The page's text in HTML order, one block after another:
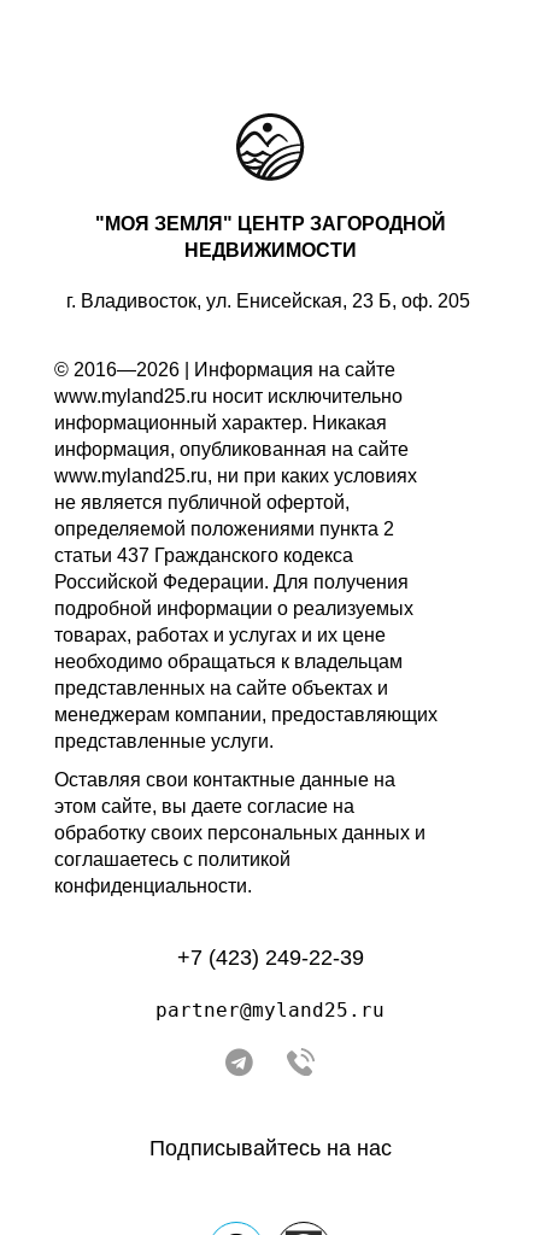
"МОЯ ЗЕМЛЯ" ЦЕНТР ЗАГОРОДНОЙ
НЕДВИЖИМОСТИ
г. Владивосток, ул. Енисейская, 23 Б, оф. 205
© 2016—2026 | Информация на сайте
www.myland25.ru носит исключительно
информационный характер. Никакая
информация, опубликованная на сайте
www.myland25.ru, ни при каких условиях
не является публичной офертой,
определяемой положениями пункта 2
статьи 437 Гражданского кодекса
Российской Федерации. Для получения
подробной информации о реализуемых
товарах, работах и услугах и их цене
необходимо обращаться к владельцам
представленных на сайте объектах и
менеджерам компании, предоставляющих
представленные услуги.
Оставляя свои контактные данные на
этом сайте, вы даете согласие на
обработку своих персональных данных и
соглашаетесь с политикой
конфиденциальности.
+7 (423) 249-22-39
partner@myland25.ru
Подписывайтесь на нас